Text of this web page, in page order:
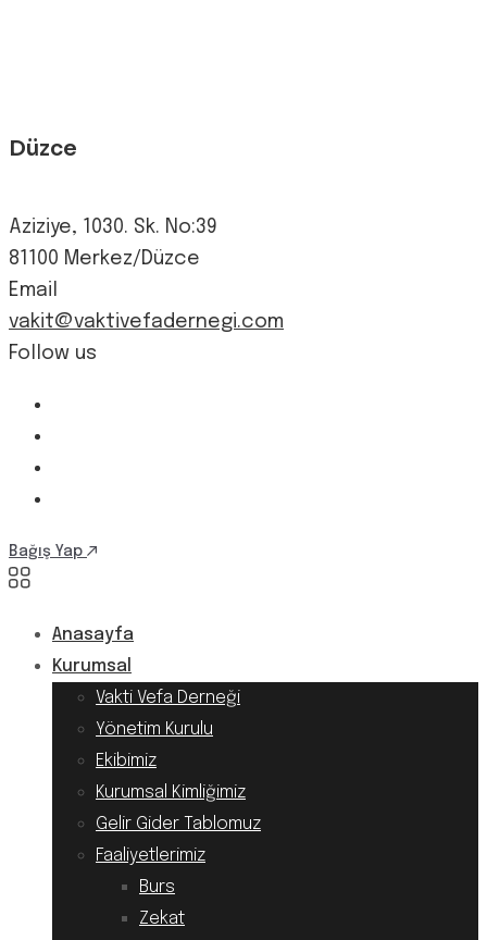
Düzce
Aziziye, 1030. Sk. No:39
81100 Merkez/Düzce
Email
vakit@vaktivefadernegi.com
Follow us
Bağış Yap
Anasayfa
Kurumsal
Vakti Vefa Derneği
Yönetim Kurulu
Ekibimiz
Kurumsal Kimliğimiz
Gelir Gider Tablomuz
Faaliyetlerimiz
Burs
Zekat